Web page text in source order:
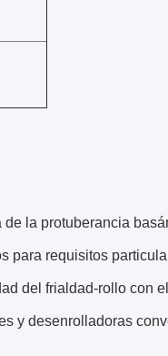
la protuberancia
para requisitos
del frialdad-rollo con
y desenrolladoras